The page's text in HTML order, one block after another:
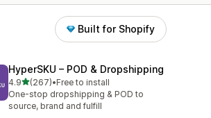
Built for Shopify
HyperSKU – POD & Dropshipping
4.95つ星中
(267)
合計レビュー数：267件
•Free to install
One-stop dropshipping & POD to
source, brand and fulfill